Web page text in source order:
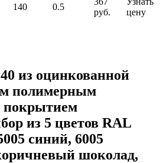
140 0.5
руб.
цену
из оцинкованной
полимерным
покрытием
из 5 цветов RAL
синий, 6005
шоколад,